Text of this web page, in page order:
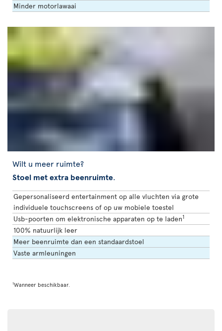
Minder motorlawaai
Wilt u meer ruimte?
Stoel met extra beenruimte.
Gepersonaliseerd entertainment op alle vluchten via grote
individuele touchscreens of op uw mobiele toestel
Usb-poorten om elektronische apparaten op te laden1
100% natuurlijk leer
Meer beenruimte dan een standaardstoel
Vaste armleuningen
1Wanneer beschikbaar.